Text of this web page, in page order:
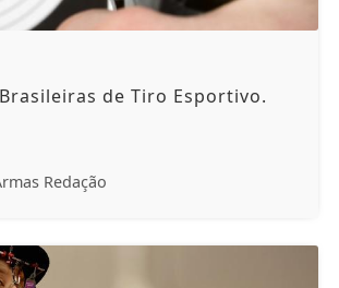
de Tiro Esportivo.
Redação